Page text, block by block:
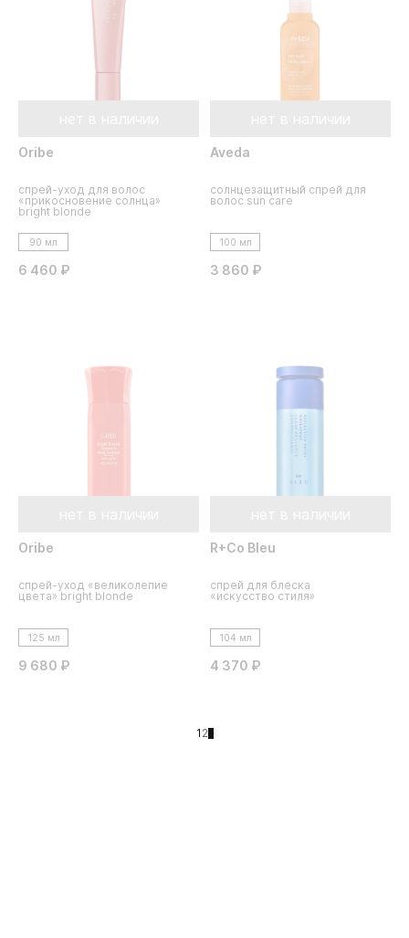
Oribe
спрей-уход для волос
«прикосновение солнца»
bright blonde
90 мл
6 460 ₽
Aveda
солнцезащитный спрей для
волос sun care
100 мл
3 860 ₽
Oribe
спрей-уход «великолепие
цвета» bright blonde
125 мл
9 680 ₽
R+Co Bleu
спрей для блеска
«искусство стиля»
104 мл
4 370 ₽
1 2